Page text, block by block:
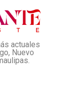
actuales
Nuevo